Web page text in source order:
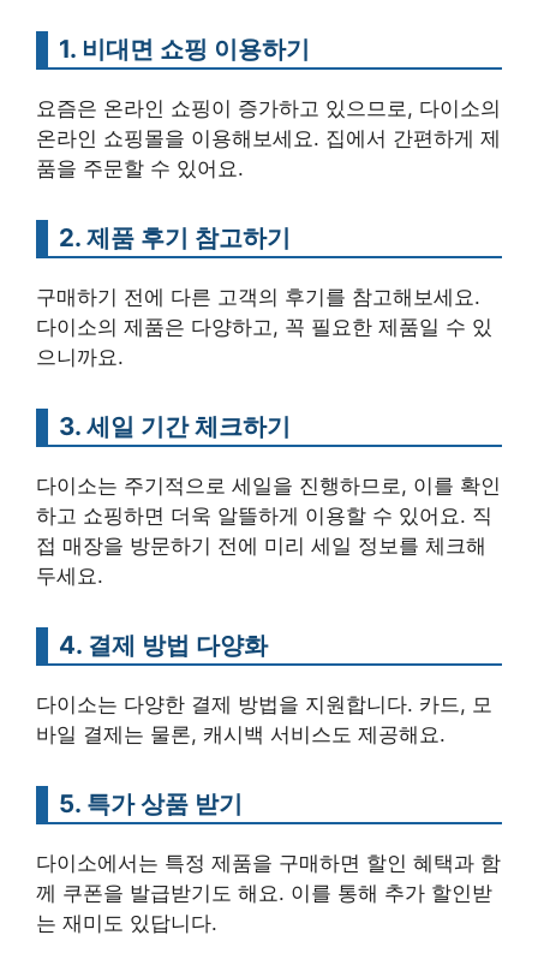
1. 비대면 쇼핑 이용하기
요즘은 온라인 쇼핑이 증가하고 있으므로, 다이소의
온라인 쇼핑몰을 이용해보세요. 집에서 간편하게 제
품을 주문할 수 있어요.
2. 제품 후기 참고하기
구매하기 전에 다른 고객의 후기를 참고해보세요.
다이소의 제품은 다양하고, 꼭 필요한 제품일 수 있
으니까요.
3. 세일 기간 체크하기
다이소는 주기적으로 세일을 진행하므로, 이를 확인
하고 쇼핑하면 더욱 알뜰하게 이용할 수 있어요. 직
접 매장을 방문하기 전에 미리 세일 정보를 체크해
두세요.
4. 결제 방법 다양화
다이소는 다양한 결제 방법을 지원합니다. 카드, 모
바일 결제는 물론, 캐시백 서비스도 제공해요.
5. 특가 상품 받기
다이소에서는 특정 제품을 구매하면 할인 혜택과 함
께 쿠폰을 발급받기도 해요. 이를 통해 추가 할인받
는 재미도 있답니다.